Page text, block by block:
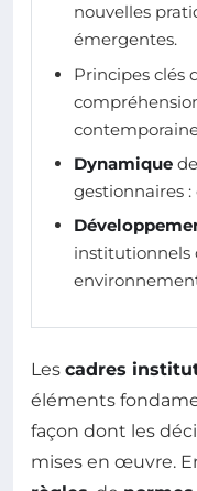
nouvelles
émergentes.
Principes clés
Dynamique
gestionnaires
institutionnels
Les cadres
éléments
façon dont les
mises en œuvre.